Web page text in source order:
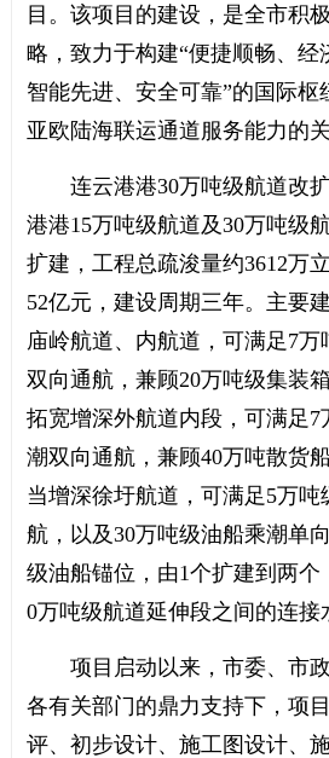
目。该项目的建设，是全市积
略，致力于构建“便捷顺畅、经
智能先进、安全可靠”的国际
亚欧陆海联运通道服务能力的关
连云港港30万吨级航道改扩
港港15万吨级航道及30万吨级
扩建，工程总疏浚量约3612万
52亿元，建设周期三年。主要
庙岭航道、内航道，可满足7
双向通航，兼顾20万吨级集装
拓宽增深外航道内段，可满足7
潮双向通航，兼顾40万吨散货
当增深徐圩航道，可满足5万吨
航，以及30万吨级油船乘潮单
级油船锚位，由1个扩建到两个
0万吨级航道延伸段之间的连接
项目启动以来，市委、市政
各有关部门的鼎力支持下，项
评、初步设计、施工图设计、